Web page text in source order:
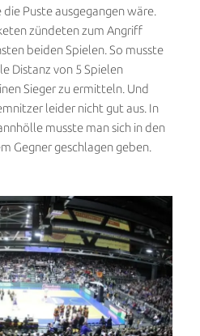
Puste ausgegangen wäre.
zündeten zum Angriff
beiden Spielen. So musste
Distanz von 5 Spielen
Sieger zu ermitteln. Und
leider nicht gut aus. In
musste man sich in den
Gegner geschlagen geben.